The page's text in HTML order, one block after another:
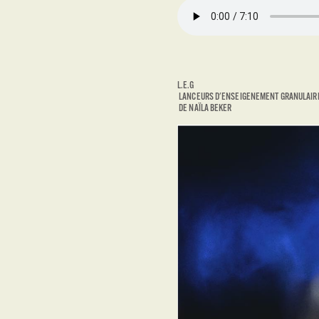
L.E.G
LANCEURS D'ENSEIGENEMENT
DE NAÏLA BEKER